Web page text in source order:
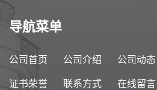
导航菜单
公司首页 公司介绍 公司动态
证书荣誉 联系方式 在线留言